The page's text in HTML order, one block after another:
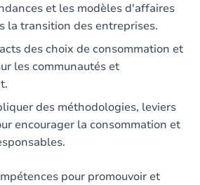
et les modèles d'affaires
la transition des entreprises.
des choix de consommation et
les communautés et
des méthodologies, leviers
encourager la consommation et
pour promouvoir et